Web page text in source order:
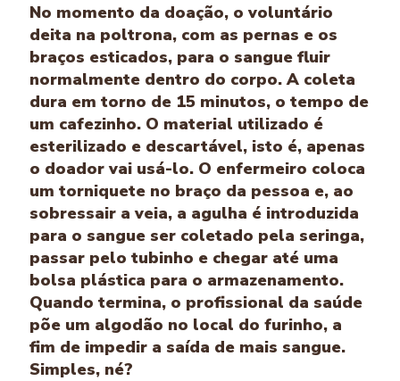
No momento da doação, o voluntário
deita na poltrona, com as pernas e os
braços esticados, para o sangue fluir
normalmente dentro do corpo. A coleta
dura em torno de 15 minutos, o tempo de
um cafezinho. O material utilizado é
esterilizado e descartável, isto é, apenas
o doador vai usá-lo. O enfermeiro coloca
um torniquete no braço da pessoa e, ao
sobressair a veia, a agulha é introduzida
para o sangue ser coletado pela seringa,
passar pelo tubinho e chegar até uma
bolsa plástica para o armazenamento.
Quando termina, o profissional da saúde
põe um algodão no local do furinho, a
fim de impedir a saída de mais sangue.
Simples, né?